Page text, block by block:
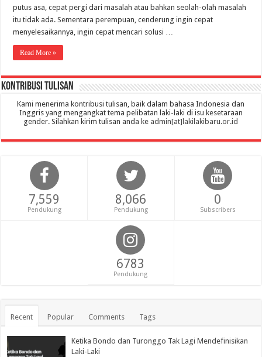
putus asa, cepat pergi dari masalah atau bahkan seolah-olah masalah
itu tidak ada. Sementara perempuan, cenderung ingin cepat
menyelesaikannya, ingin cepat mencari solusi …
Read More »
Kontribusi Tulisan
Kami menerima kontribusi tulisan, baik dalam bahasa Indonesia dan
Inggris yang mengangkat tema pelibatan laki-laki di isu kesetaraan
gender. Silahkan kirim tulisan anda ke admin[at]lakilakibaru.or.id
7,559
Pendukung
8,066
Pendukung
0
Subscribers
6783
Pendukung
Recent Popular Comments Tags
Ketika Bondo dan Turonggo Tak Lagi Mendefinisikan
Laki-Laki